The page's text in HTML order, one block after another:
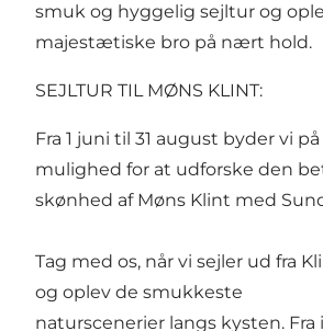
smuk og hyggelig sejltur og
majestætiske bro på nært hold.
SEJLTUR TIL MØNS KLINT:
Fra 1 juni til 31 august byder vi
mulighed for at udforske den
skønhed af Møns Klint med
Tag med os, når vi sejler ud fra
og oplev de smukkeste
naturscenerier langs kysten.